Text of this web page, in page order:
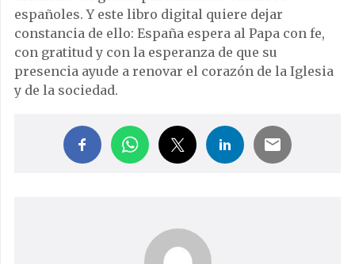
españoles. Y este libro digital quiere dejar
constancia de ello: España espera al Papa con fe,
con gratitud y con la esperanza de que su
presencia ayude a renovar el corazón de la Iglesia
y de la sociedad.